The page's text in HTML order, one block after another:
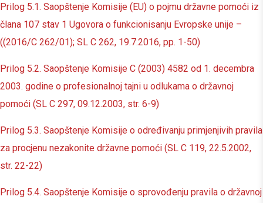
Prilog 5.1. Saopštenje Komisije (EU) o pojmu državne pomoći iz
člana 107 stav 1 Ugovora o funkcionisanju Evropske unije –
((2016/C 262/01); SL C 262, 19.7.2016, pp. 1-50)
Prilog 5.2. Saopštenje Komisije C (2003) 4582 od 1. decembra
2003. godine o profesionalnoj tajni u odlukama o državnoj
pomoći (SL C 297, 09.12.2003, str. 6-9)
Prilog 5.3. Saopštenje Komisije o određivanju primjenjivih pravila
za procjenu nezakonite državne pomoći (SL C 119, 22.5.2002,
str. 22-22)
Prilog 5.4. Saopštenje Komisije o sprovođenju pravila o državnoj